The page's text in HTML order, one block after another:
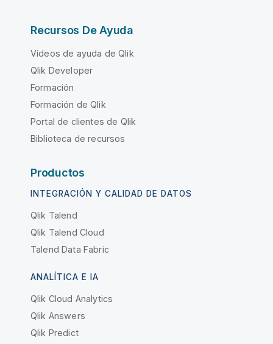
Recursos De Ayuda
Vídeos de ayuda de Qlik
Qlik Developer
Formación
Formación de Qlik
Portal de clientes de Qlik
Biblioteca de recursos
Productos
INTEGRACIÓN Y CALIDAD DE DATOS
Qlik Talend
Qlik Talend Cloud
Talend Data Fabric
ANALÍTICA E IA
Qlik Cloud Analytics
Qlik Answers
Qlik Predict